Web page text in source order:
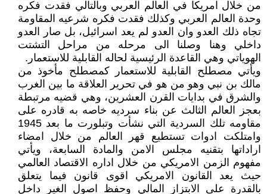
من خلال امريكا في العالم العربي وبالتالي فقدت فكره
وحدة العالم العربي وكذلك فقدت فكره شرعيه المقاومة
تجاه ذلك العدو وان العدو لم يعد اسرائيل، بل صار العدو
داخلي وهنا وصلنا الى مرحله من مراحل التشتت
الهوياتي وهي القاعدة الرئيسية لحاله القابلية للاستعمار.
ويأتي مصطلح القابلية للاستعمار كمصطلح مأخوذ من
مالك بن نبي وهو من هو في تحرير العلاقة ما بين الغرب
والشرق في بدايات القرن العشرين، وهي قضيه مرتبطة
بعجز العالم الثالث عن بناء سرديه خاصه به قادره على
مقاومه تلك السردية التي نشأت وتبلورت ما بعد 1945
وامتلكت ادوات تستطيع قهر العالم من خلال امضاء
اراداتها بتقنيه مجلس الامن والمادة السابعة، ويأتي
مفهوم الزمن الامريكي من خلال اداره الاقتصاد العالمي
حيث يعد القانون الامريكي اقوى قانون فيما يتعلق
بالقدرة على الابتزاز المالي وحفظ اصول الغير داخل